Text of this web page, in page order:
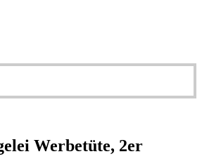
Werbetüte, 2er